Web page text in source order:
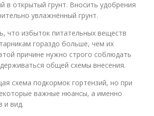
в открытый грунт. Вносить удобрения
увлажнённый грунт.
что избыток питательных веществ
гораздо больше, чем их
причине нужно строго соблюдать
общей схемы внесения.
схема подкормок гортензий, но при
важные нюансы, а именно
и вид.